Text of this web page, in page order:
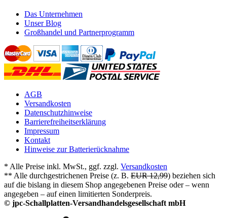
Das Unternehmen
Unser Blog
Großhandel und Partnerprogramm
AGB
Versandkosten
Datenschutzhinweise
Barrierefreiheitserklärung
Impressum
Kontakt
Hinweise zur Batterierücknahme
* Alle Preise inkl. MwSt., ggf. zzgl. Versandkosten
** Alle durchgestrichenen Preise (z. B. EUR 12,99) beziehen sich
auf die bislang in diesem Shop angegebenen Preise oder – wenn
angegeben – auf einen limitierten Sonderpreis.
© jpc-Schallplatten-Versandhandelsgesellschaft mbH